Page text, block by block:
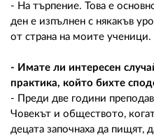
- На търпение. Това е
ден е изпълнен с някакъв
от страна на моите ученици.
- Имате ли интересен
практика, който бихте
- Преди две години
Човекът и обществото,
децата започнаха да пищят,